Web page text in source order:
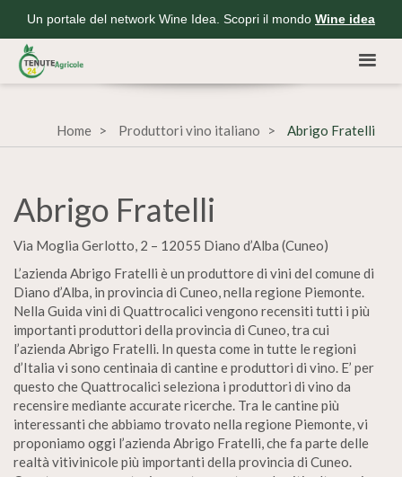
Un portale del network Wine Idea. Scopri il mondo Wine idea
Home Produttori vino italiano Abrigo Fratelli
Abrigo Fratelli
Via Moglia Gerlotto, 2 – 12055 Diano d’Alba (Cuneo)
L’azienda Abrigo Fratelli è un produttore di vini del comune di
Diano d’Alba, in provincia di Cuneo, nella regione Piemonte.
Nella Guida vini di Quattrocalici vengono recensiti tutti i più
importanti produttori della provincia di Cuneo, tra cui
l’azienda Abrigo Fratelli. In questa come in tutte le regioni
d’Italia vi sono centinaia di cantine e produttori di vino. E’ per
questo che Quattrocalici seleziona i produttori di vino da
recensire mediante accurate ricerche. Tra le cantine più
interessanti che abbiamo trovato nella regione Piemonte, vi
proponiamo oggi l’azienda Abrigo Fratelli, che fa parte delle
realtà vitivinicole più importanti della provincia di Cuneo.